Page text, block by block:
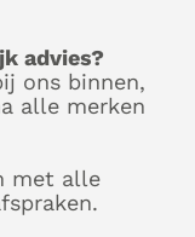
advies?
ons binnen,
alle merken
met alle